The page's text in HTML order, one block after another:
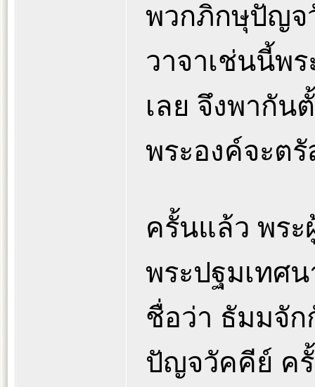
พวกภิกษุปัญจ
วาจาเช่นนี้พ
เลย จึงพากัน
พระองค์จะต
ครั้นแล้ว พระ
พระปฐมเทศ
ชื่อว่า ธัมมจั
ปัญจวัคคีย์ ค